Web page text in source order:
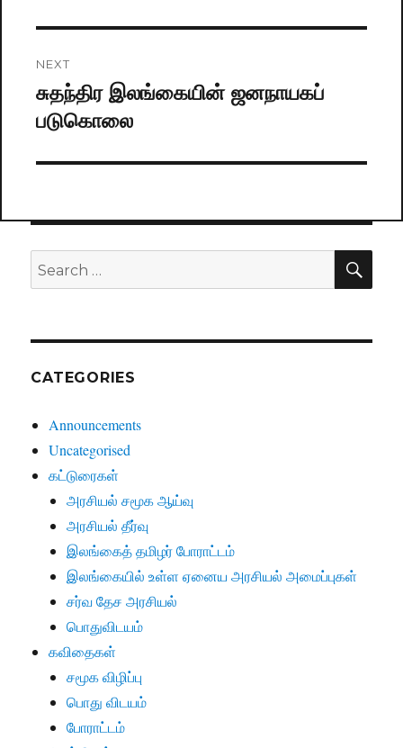
NEXT
Next
post:
சுதந்திர இலங்கையின் ஜனநாயகப்
படுகொலை
Search
for:
CATEGORIES
Announcements
Uncategorised
கட்டுரைகள்
அரசியல் சமூக ஆய்வு
அரசியல் தீர்வு
இலங்கைத் தமிழர் போராட்டம்
இலங்கையில் உள்ள ஏனைய அரசியல் அமைப்புகள்
சர்வ தேச அரசியல்
பொதுவிடயம்
கவிதைகள்
சமூக விழிப்பு
பொது விடயம்
போராட்டம்